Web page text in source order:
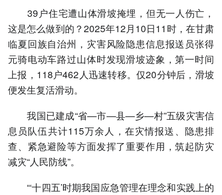
39户住宅遭山体滑坡掩埋，但无一人伤亡，
这是怎么做到的？2025年12月10日11时，在甘肃
临夏回族自治州，灾害风险隐患信息报送员张得
元骑电动车路过山体时发现滑坡迹象，第一时间
上报，118户462人迅速转移。仅20分钟后，滑坡
便发生复活滑动。
我国已建成“省—市—县—乡—村”五级灾害信
息员队伍共计115万余人，在灾情报送、隐患排
查、紧急避险等方面发挥了重要作用，筑起防灾
减灾“人民防线”。
“‘十四五’时期我国应急管理在理念和实践上的